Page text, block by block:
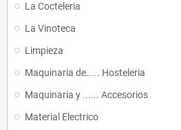
La Cocteleria
La Vinoteca
Limpieza
Maquinaria de..... Hosteleria
Maquinaria y ...... Accesorios
Material Electrico